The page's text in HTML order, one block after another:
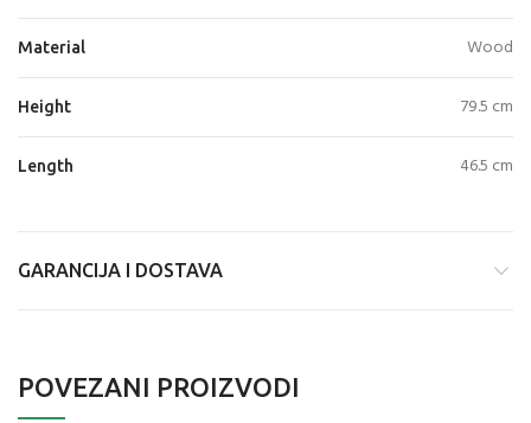
Material Wood
Height 79.5 cm
Length 46.5 cm
GARANCIJA I DOSTAVA
POVEZANI PROIZVODI